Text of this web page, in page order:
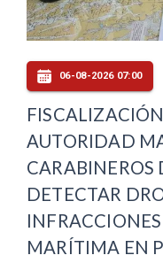
06-08-2026 07:00
AUTORIDAD
CARABINEROS
DETECTAR
MARÍTIMA EN